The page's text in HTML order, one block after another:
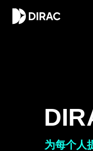
为每个人